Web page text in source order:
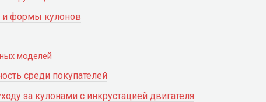
формы кулонов
моделей
среди покупателей
за кулонами с инкрустацией двигателя